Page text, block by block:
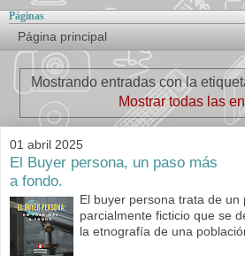
Páginas
Mostrando entradas con la
Mostrar todas las
01 abril 2025
El Buyer persona, un paso más
a fondo.
El buyer persona trata de un
parcialmente ficticio que se
la etnografía de una